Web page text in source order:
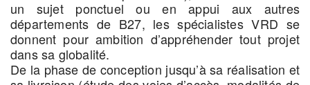
un sujet ponctuel ou en appui aux autres
départements de B27, les spécialistes VRD se
donnent pour ambition d’appréhender tout projet
dans sa globalité.
De la phase de conception jusqu’à sa réalisation et